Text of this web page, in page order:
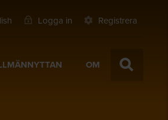
Logga in Registrera
OM